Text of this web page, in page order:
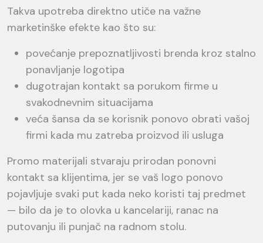
Takva upotreba direktno utiče na važne
marketinške efekte kao što su:
povećanje prepoznatljivosti brenda kroz stalno
ponavljanje logotipa
dugotrajan kontakt sa porukom firme u
svakodnevnim situacijama
veća šansa da se korisnik ponovo obrati vašoj
firmi kada mu zatreba proizvod ili usluga
Promo materijali stvaraju prirodan ponovni
kontakt sa klijentima, jer se vaš logo ponovo
pojavljuje svaki put kada neko koristi taj predmet
— bilo da je to olovka u kancelariji, ranac na
putovanju ili punjač na radnom stolu.